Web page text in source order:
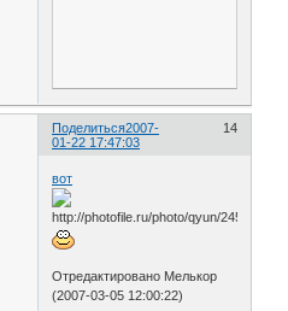
Поделиться 14
2007-
01-22 17:47:03
вот
Отредактировано Мелькор
(2007-03-05 12:00:22)